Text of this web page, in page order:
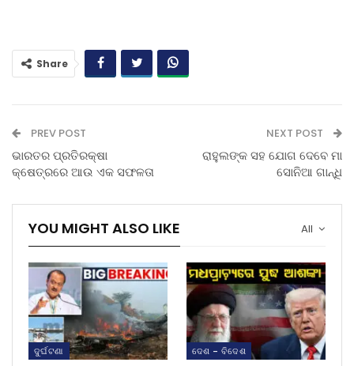
Share
PREV POST
ଭାରତର ପ୍ରତିରକ୍ଷା
କ୍ଷେତ୍ରରେ ଆଉ ଏକ ସଫଳତା
NEXT POST
ରାହୁଲଙ୍କ ସହ ଯୋଗ ଦେବେ ମା
ସୋନିଆ ଗାନ୍ଧି
All
YOU MIGHT ALSO LIKE
ଦୁର୍ଘଟଣା ଦେଶ - ବିଦେଶ